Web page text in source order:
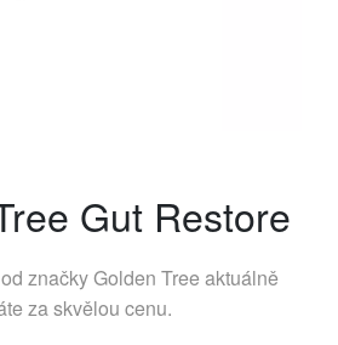
Gut Restore
značkyGolden Tree aktuálně
za skvělou cenu.